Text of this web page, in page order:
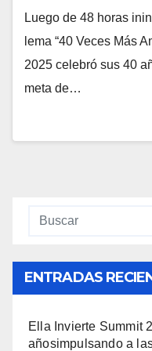
Luego de 48 horas
lema “40 Veces Más
2025 celebró sus 40
meta de…
ENTRADAS
Ella Invierte Summit
añosimpulsando a